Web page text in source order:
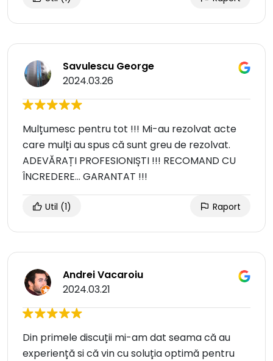
Savulescu George
2024.03.26
Mulțumesc pentru tot !!! Mi-au rezolvat acte
care mulți au spus că sunt greu de rezolvat.
ADEVĂRAȚI PROFESIONIȘTI !!! RECOMAND CU
ÎNCREDERE... GARANTAT !!!
Util (1) Raport
Andrei Vacaroiu
2024.03.21
Din primele discuții mi-am dat seama că au
experiență si că vin cu soluția optimă pentru